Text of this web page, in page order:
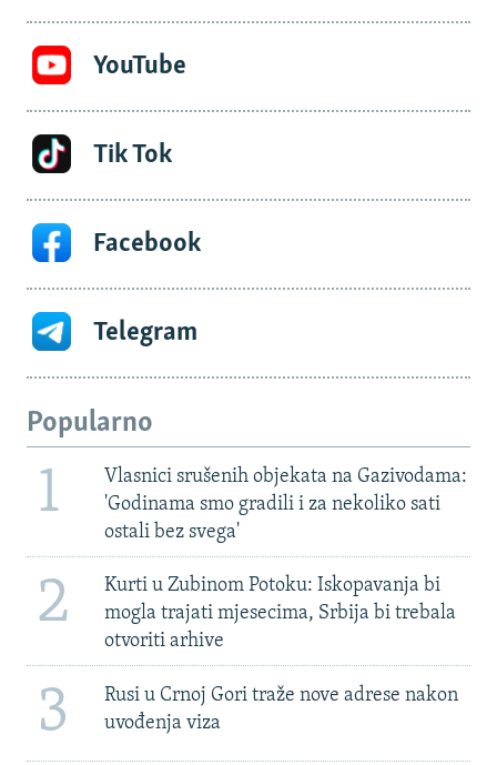
YouTube
Tik Tok
Facebook
Telegram
Popularno
1
Vlasnici srušenih objekata na Gazivodama:
'Godinama smo gradili i za nekoliko sati
ostali bez svega'
2
Kurti u Zubinom Potoku: Iskopavanja bi
mogla trajati mjesecima, Srbija bi trebala
otvoriti arhive
3
Rusi u Crnoj Gori traže nove adrese nakon
uvođenja viza